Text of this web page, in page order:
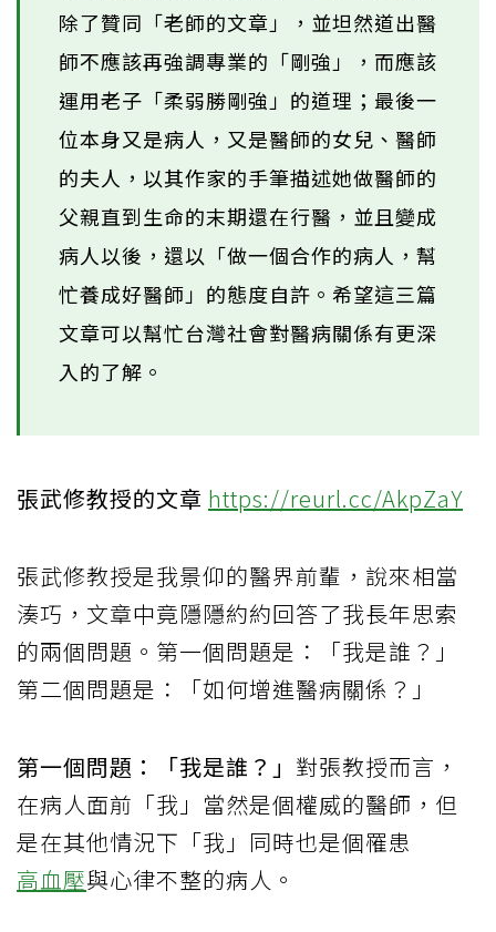
除了贊同「老師的文章」，並坦然道出醫
師不應該再強調專業的「剛強」，而應該
運用老子「柔弱勝剛強」的道理；最後一
位本身又是病人，又是醫師的女兒、醫師
的夫人，以其作家的手筆描述她做醫師的
父親直到生命的末期還在行醫，並且變成
病人以後，還以「做一個合作的病人，幫
忙養成好醫師」的態度自許。希望這三篇
文章可以幫忙台灣社會對醫病關係有更深
入的了解。
張武修教授的文章 https://reurl.cc/AkpZaY
張武修教授是我景仰的醫界前輩，說來相當
湊巧，文章中竟隱隱約約回答了我長年思索
的兩個問題。第一個問題是：「我是誰？」
第二個問題是：「如何增進醫病關係？」
第一個問題：「我是誰？」 對張教授而言，
在病人面前「我」當然是個權威的醫師，但
是在其他情況下「我」同時也是個罹患
高血壓與心律不整的病人。